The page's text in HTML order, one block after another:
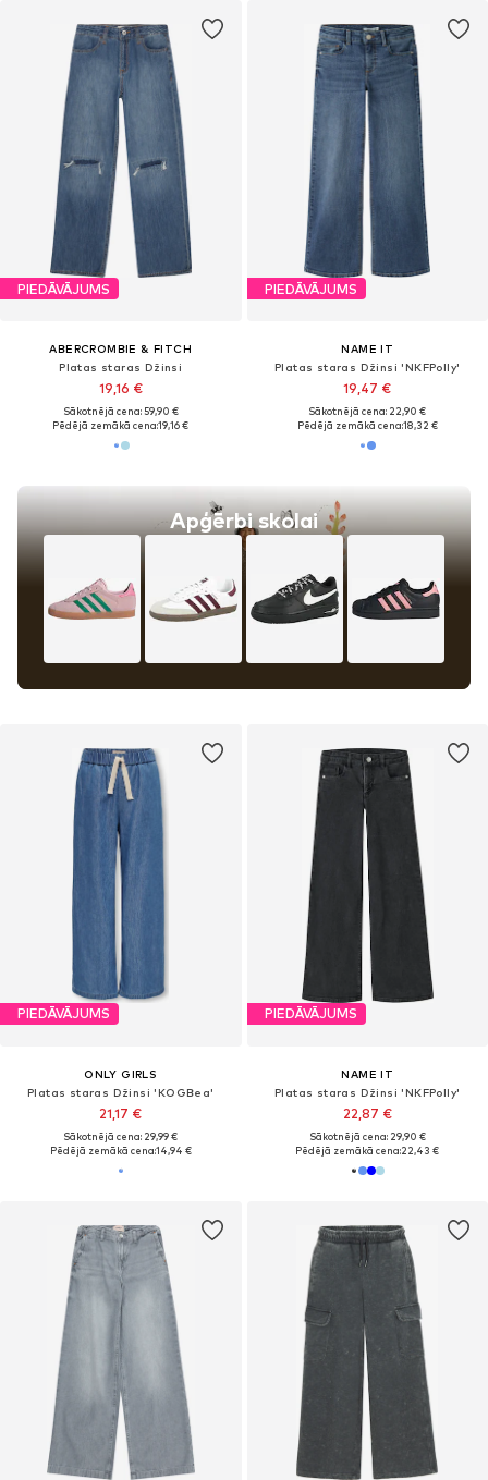
PIEDĀVĀJUMS
ABERCROMBIE & FITCH
Platas staras Džinsi
19,16 €
Sākotnējā cena: 59,90 €
Pēdējā zemākā cena:19,16 €
Apģērbi skolai
PIEDĀVĀJUMS
NAME IT
Platas staras Džinsi 'NKFPolly'
19,47 €
Sākotnējā cena: 22,90 €
Pēdējā zemākā cena:18,32 €
PIEDĀVĀJUMS
ONLY GIRLS
Platas staras Džinsi 'KOGBea'
21,17 €
Sākotnējā cena: 29,99 €
Pēdējā zemākā cena:14,94 €
PIEDĀVĀJUMS
NAME IT
Platas staras Džinsi 'NKFPolly'
22,87 €
Sākotnējā cena: 29,90 €
Pēdējā zemākā cena:22,43 €